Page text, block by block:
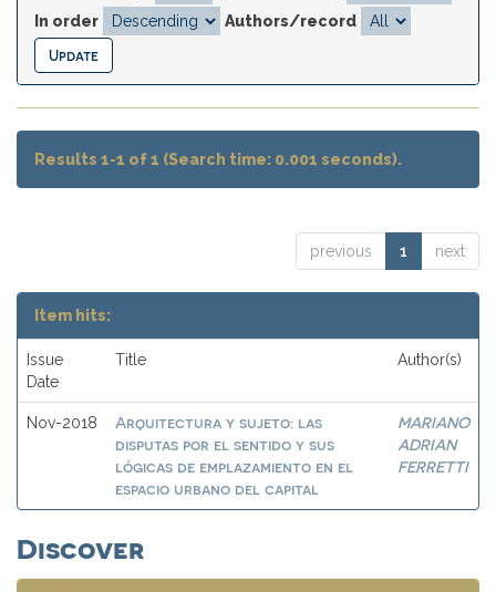
In order
Authors/record
Results 1-1 of 1 (Search time: 0.001 seconds).
previous 1 next
Item hits:
Issue
Date
Title Author(s)
Nov-2018
Arquitectura y sujeto: las
disputas por el sentido y sus
lógicas de emplazamiento en el
espacio urbano del capital
MARIANO
ADRIAN
FERRETTI
Discover